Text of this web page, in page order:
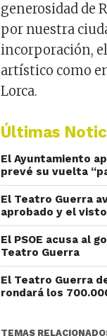
generosidad de
por nuestra
incorporación,
artístico como
Lorca.
Últimas
El Ayuntamiento
prevé su vuelta
El Teatro Guerra
aprobado y el
El PSOE acusa al
Teatro Guerra
El Teatro Guerra
rondará los
TEMAS